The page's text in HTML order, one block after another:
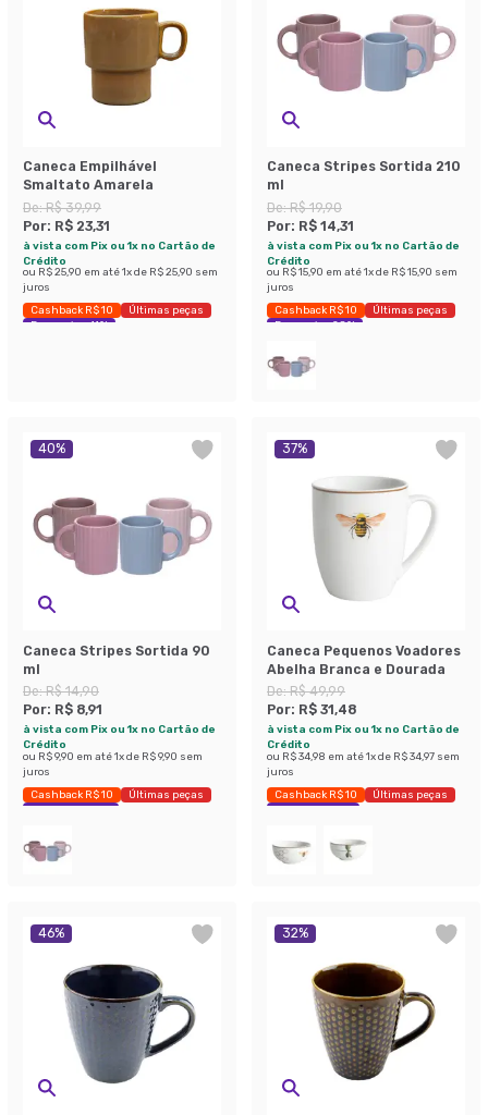
Caneca Empilhável
Smaltato Amarela
De:R$ 39,99
Por: R$ 23,31
à vista com Pix ou 1x no Cartão de
Crédito
ou R$ 25,90 em até1x de R$ 25,90 sem
juros
Cashback R$ 10
Últimas peças
Economize 41%
Caneca Stripes Sortida 210
ml
De:R$ 19,90
Por: R$ 14,31
à vista com Pix ou 1x no Cartão de
Crédito
ou R$ 15,90 em até1x de R$ 15,90 sem
juros
Cashback R$ 10
Últimas peças
Economize 28%
40%
Caneca Stripes Sortida 90
ml
De:R$ 14,90
Por: R$ 8,91
à vista com Pix ou 1x no Cartão de
Crédito
ou R$ 9,90 em até1x de R$ 9,90 sem
juros
Cashback R$ 10
Últimas peças
Economize 40%
37%
Caneca Pequenos Voadores
Abelha Branca e Dourada
De:R$ 49,99
Por: R$ 31,48
à vista com Pix ou 1x no Cartão de
Crédito
ou R$ 34,98 em até1x de R$ 34,97 sem
juros
Cashback R$ 10
Últimas peças
Economize 37%
46% 32%